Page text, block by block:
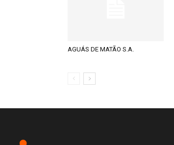
AGUÁS DE MATÃO S.A.